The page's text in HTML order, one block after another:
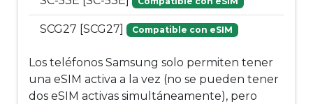
SCG27 [SCG27] Compatible con eSIM
Los teléfonos Samsung solo permiten tener
una eSIM activa a la vez (no se pueden tener
dos eSIM activas simultáneamente), pero